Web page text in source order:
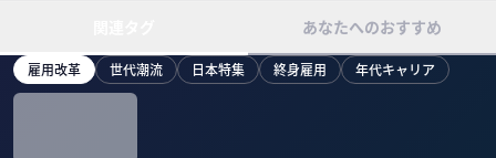
あなたへのおすすめ
雇用改革 世代潮流 日本特集 終身雇用 年代キャリア